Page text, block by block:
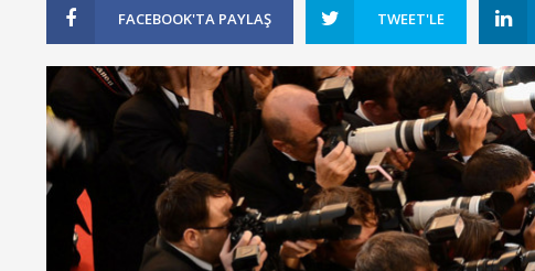
FACEBOOK'TA PAYLAŞ TWEET'LE